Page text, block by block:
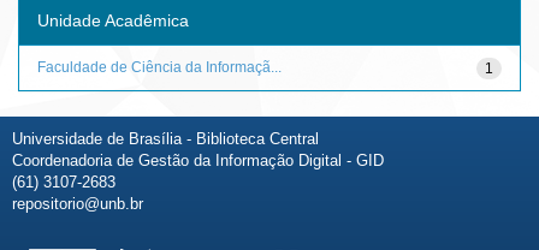
Unidade Acadêmica
1
Faculdade de Ciência da Informaçã...
Universidade de Brasília - Biblioteca Central
Coordenadoria de Gestão da Informação Digital - GID
(61) 3107-2683
repositorio@unb.br